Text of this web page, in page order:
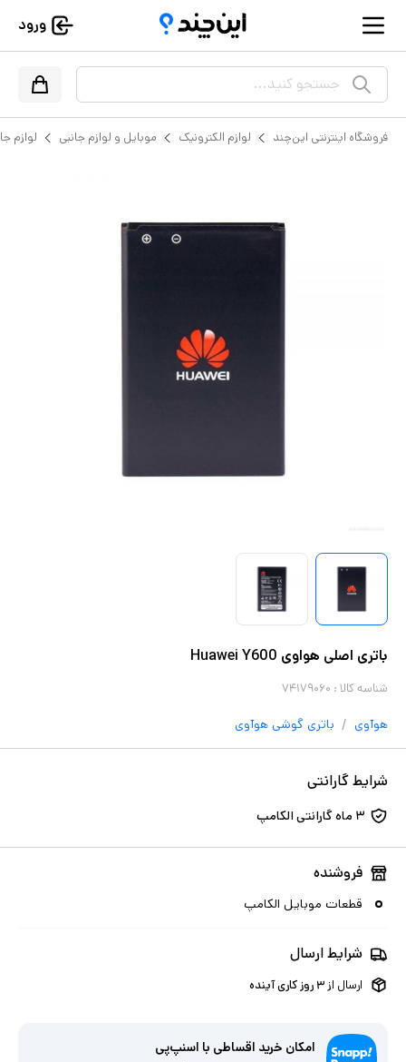
ورود
جستجو کنید...
فروشگاه اینترنتی این‌چند لوازم الکترونیک موبایل و لوازم جانبی لوازم
باتری اصلی هواوی Huawei Y600
شناسه کالا : ۷۴۱۷۹۰۶۰
هوآوی / باتری گوشی هوآوی
شرایط گارانتی
۳ ماه گارانتی الکامپ
فروشنده
قطعات موبایل الکامپ
شرایط ارسال
ارسال از ۳ روز کاری آینده
امکان خرید اقساطی با اسنپ‌پی